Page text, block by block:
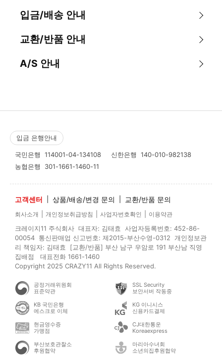
입금/배송 안내
교환/반품 안내
A/S 안내
입금 은행안내
국민은행 114001-04-134108 신한은행 140-010-982138
농협은행 301-1661-1460-11
고객센터 상품/배송/변경 문의 교환/반품 문의
회사소개 개인정보취급방침 사업자번호확인 이용약관
크레이지11 주식회사 대표자: 김태효 사업자등록번호: 452-86-
00054 통신판매업 신고번호: 제2015-부산수영-0312 개인정보관
리 책임자: 김태효 [교환/반품] 부산 남구 우암로 191 부산남 직영
집배점 대표전화 1661-1460
Copyright 2025 CRAZY11 All Rights Reserved.
공정거래위원회
표준약관
SSL Security
보안서버 작동중
KB 국민은행
에스크로 이체
KG 이니시스
신용카드결제
현금영수증
가맹점
CJ대한통운
Koreaexpress
부산보호관찰소
후원협약
마리아수녀회
소년의집후원협약